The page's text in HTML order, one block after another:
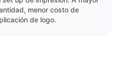
menor costo de
de logo.